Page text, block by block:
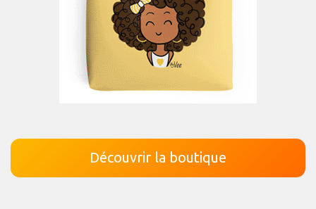
Découvrir la boutique